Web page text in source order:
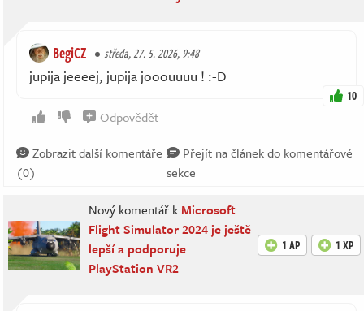
BegiCZ středa, 27. 5. 2026, 9:48
jupija jeeeej, jupija jooouuuu ! :-D
10
Odpovědět
Zobrazit další komentáře
(0)
Přejít na článek do komentářové
sekce
Nový komentář k Microsoft
Flight Simulator 2024 je ještě
lepší a podporuje
PlayStation VR2
1 AP 1 XP